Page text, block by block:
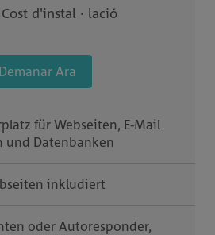
d'instal · lació
Demanar Ara
für Webseiten, E-Mail
und Datenbanken
inkludiert
oder Autoresponder,